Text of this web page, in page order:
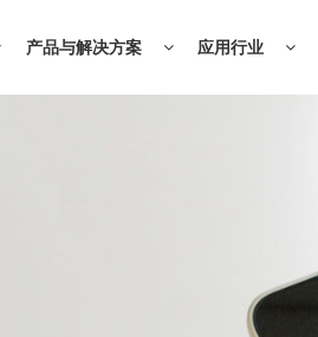
产品与解决方案 应用行业